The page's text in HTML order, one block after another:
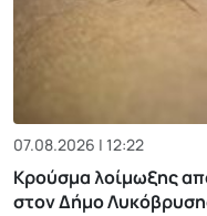
07.08.2026 | 12:22
Κρούσμα λοίμωξης
στον Δήμο